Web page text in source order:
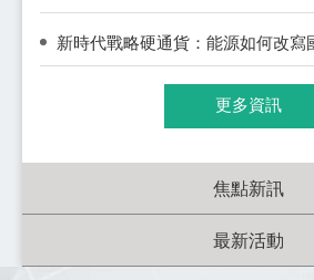
新時代戰略硬通貨：能源如何改寫國際
更多資訊
焦點新訊
最新活動